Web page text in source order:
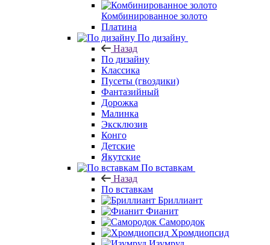
Комбинированное золото
Платина
По дизайну
Назад
По дизайну
Классика
Пусеты (гвоздики)
Фантазийный
Дорожка
Малинка
Эксклюзив
Конго
Детские
Якутские
По вставкам
Назад
По вставкам
Бриллиант
Фианит
Самородок
Хромдиопсид